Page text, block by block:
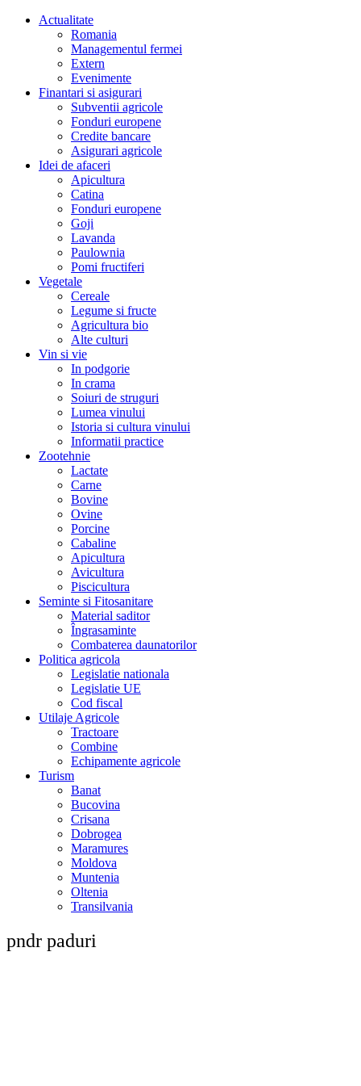
Actualitate
Romania
Managementul fermei
Extern
Evenimente
Finantari si asigurari
Subventii agricole
Fonduri europene
Credite bancare
Asigurari agricole
Idei de afaceri
Apicultura
Catina
Fonduri europene
Goji
Lavanda
Paulownia
Pomi fructiferi
Vegetale
Cereale
Legume si fructe
Agricultura bio
Alte culturi
Vin si vie
In podgorie
In crama
Soiuri de struguri
Lumea vinului
Istoria si cultura vinului
Informatii practice
Zootehnie
Lactate
Carne
Bovine
Ovine
Porcine
Cabaline
Apicultura
Avicultura
Piscicultura
Seminte si Fitosanitare
Material saditor
Îngrasaminte
Combaterea daunatorilor
Politica agricola
Legislatie nationala
Legislatie UE
Cod fiscal
Utilaje Agricole
Tractoare
Combine
Echipamente agricole
Turism
Banat
Bucovina
Crisana
Dobrogea
Maramures
Moldova
Muntenia
Oltenia
Transilvania
pndr paduri